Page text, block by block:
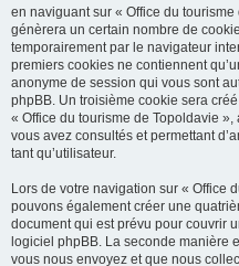
en naviguant sur « Office du
génèrera un certain nombre de
temporairement par le navigateur
premiers cookies ne contiennent
anonyme de session qui vous sont
phpBB. Un troisième cookie sera
« Office du tourisme de Topoldavie
vous avez consultés et permettant
tant qu’utilisateur.
Lors de votre navigation sur « Office
pouvons également créer une
document qui est prévu pour couvrir
logiciel phpBB. La seconde manière
vous nous envoyez et que nous